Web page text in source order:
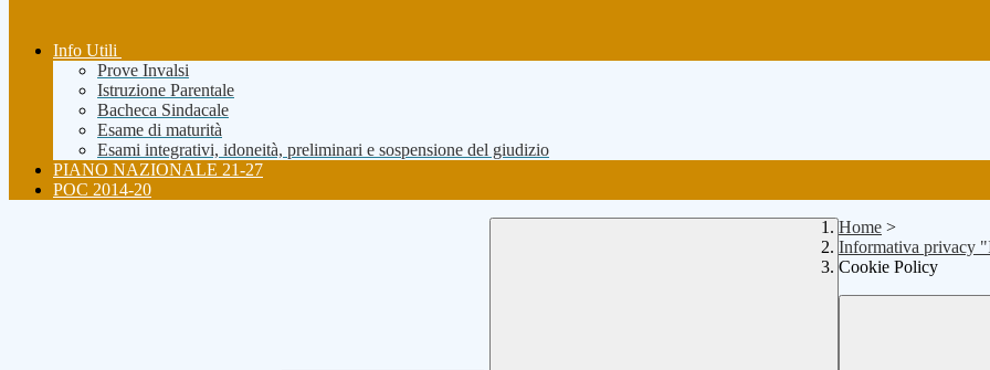
Info Utili
Prove Invalsi
Istruzione Parentale
Bacheca Sindacale
Esame di maturità
Esami integrativi, idoneità, preliminari e sospensione del giudizio
PIANO NAZIONALE 21-27
POC 2014-20
Home >
Informativa privacy
Cookie Policy